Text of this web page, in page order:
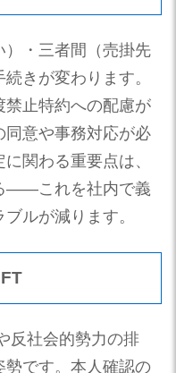
・三者間（売掛先
きが変わります。
止特約への配慮が
同意や事務対応が必
関わる重要点は、
——これを社内で義
ルが減ります。
反社会的勢力の排
勢です。本人確認の